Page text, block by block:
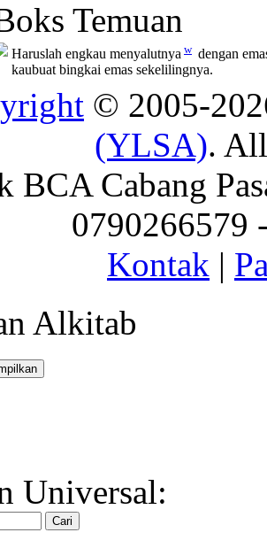
Temuan
Haruslah engkau menyalutnya w dengan
kaubuat bingkai emas sekelilingnya.
© 2005-
(YLSA).
BCA Cabang
0790266579
Kontak |
Alkitab
Universal: